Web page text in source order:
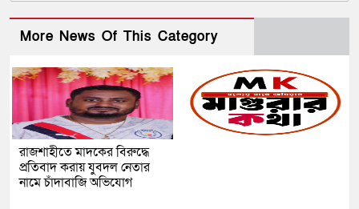
More News Of This Category
রাজশাহীতে মাদকের বিরুদ্ধে
প্রতিবাদ করায় যুবদল নেতার
নামে চাঁদাবাজি অভিযোগ